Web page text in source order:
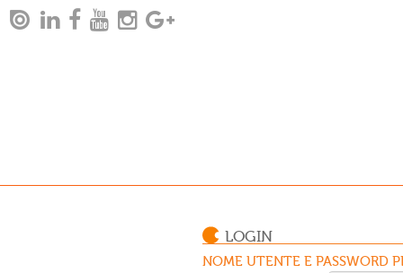
LOGIN
NOME UTENTE E PASSWORD